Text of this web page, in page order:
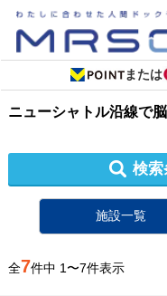
または
ニューシャトル沿線で
検索
施設一覧
全7件中 1〜7件表示